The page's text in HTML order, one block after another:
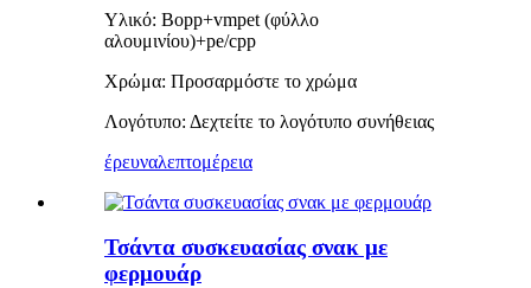
Υλικό: Bopp+vmpet (φύλλο
αλουμινίου)+pe/cpp
Χρώμα: Προσαρμόστε το χρώμα
Λογότυπο: Δεχτείτε το λογότυπο συνήθειας
έρευναλεπτομέρεια
Τσάντα συσκευασίας σνακ με
φερμουάρ